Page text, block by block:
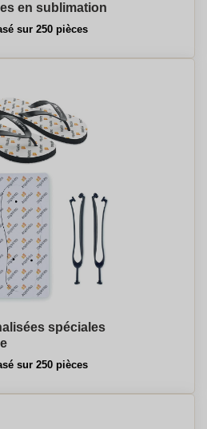
en sublimation
sur 250 pièces
spéciales
sur 250 pièces